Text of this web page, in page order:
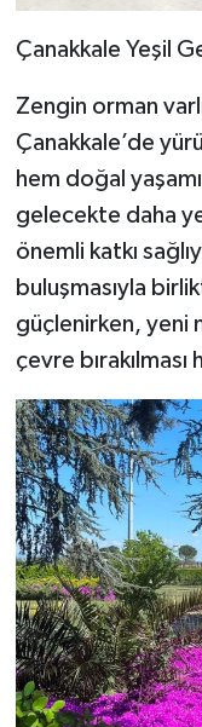
Çanakkale Yeşil
Zengin orman
Çanakkale’de
hem doğal
gelecekte daha
önemli katkı
buluşmasıyla
güçlenirken, yeni
çevre